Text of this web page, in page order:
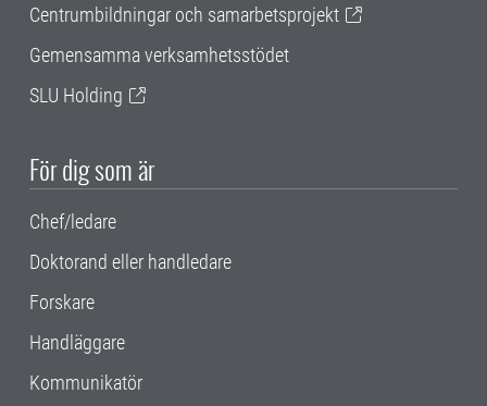
Centrumbildningar och samarbetsprojekt
Gemensamma verksamhetsstödet
SLU Holding
För dig som är
Chef/ledare
Doktorand eller handledare
Forskare
Handläggare
Kommunikatör